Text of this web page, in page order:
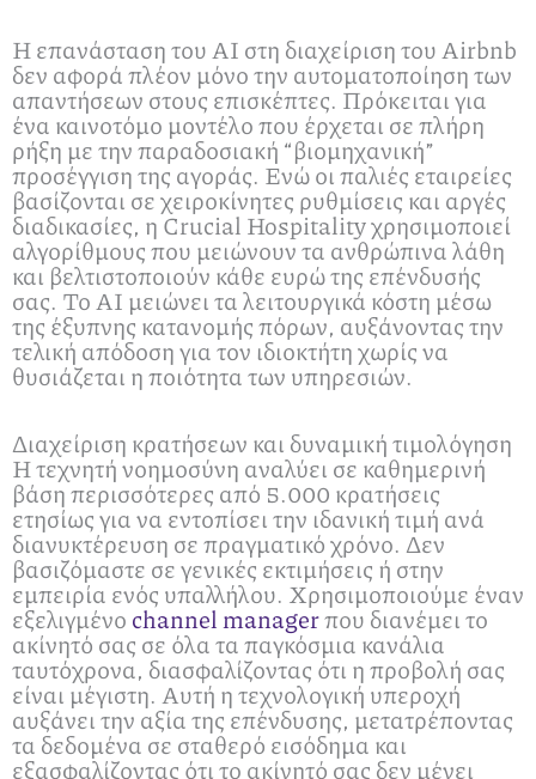
Η επανάσταση του AI στη διαχείριση του Airbnb
δεν αφορά πλέον μόνο την αυτοματοποίηση των
απαντήσεων στους επισκέπτες. Πρόκειται για
ένα καινοτόμο μοντέλο που έρχεται σε πλήρη
ρήξη με την παραδοσιακή “βιομηχανική”
προσέγγιση της αγοράς. Ενώ οι παλιές εταιρείες
βασίζονται σε χειροκίνητες ρυθμίσεις και αργές
διαδικασίες, η Crucial Hospitality χρησιμοποιεί
αλγορίθμους που μειώνουν τα ανθρώπινα λάθη
και βελτιστοποιούν κάθε ευρώ της επένδυσής
σας. Το AI μειώνει τα λειτουργικά κόστη μέσω
της έξυπνης κατανομής πόρων, αυξάνοντας την
τελική απόδοση για τον ιδιοκτήτη χωρίς να
θυσιάζεται η ποιότητα των υπηρεσιών.
Διαχείριση κρατήσεων και δυναμική τιμολόγηση
Η τεχνητή νοημοσύνη αναλύει σε καθημερινή
βάση περισσότερες από 5.000 κρατήσεις
ετησίως για να εντοπίσει την ιδανική τιμή ανά
διανυκτέρευση σε πραγματικό χρόνο. Δεν
βασιζόμαστε σε γενικές εκτιμήσεις ή στην
εμπειρία ενός υπαλλήλου. Χρησιμοποιούμε έναν
εξελιγμένο channel managerπου διανέμει το
ακίνητό σας σε όλα τα παγκόσμια κανάλια
ταυτόχρονα, διασφαλίζοντας ότι η προβολή σας
είναι μέγιστη. Αυτή η τεχνολογική υπεροχή
αυξάνει την αξία της επένδυσης, μετατρέποντας
τα δεδομένα σε σταθερό εισόδημα και
εξασφαλίζοντας ότι το ακίνητό σας δεν μένει